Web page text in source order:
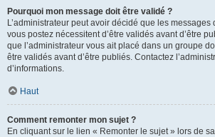
Pourquoi mon message doit être validé ?
L’administrateur peut avoir décidé que les messages
vous postez nécessitent d’être validés avant d’être
que l’administrateur vous ait placé dans un groupe
être validés avant d’être publiés. Contactez
d’informations.
Haut
Comment remonter mon sujet ?
En cliquant sur le lien « Remonter le sujet » lors de